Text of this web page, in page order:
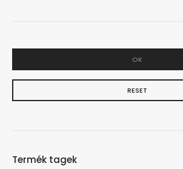
OK
RESET
Termék tagek